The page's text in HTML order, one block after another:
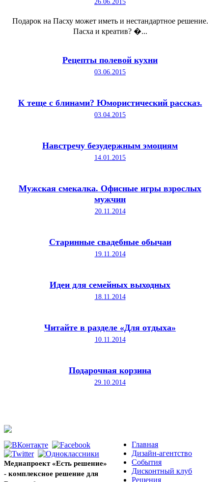
26.06.2015
Подарок на Пасху может иметь и нестандартное решение.
Пасха и креатив? �...
Рецепты полевой кухни
03.06.2015
К теще с блинами? Юмористический рассказ.
03.04.2015
Навстречу безудержным эмоциям
14.01.2015
Мужская смекалка. Офисные игры взрослых
мужчин
20.11.2014
Старинные свадебные обычаи
19.11.2014
Идеи для семейных выходных
18.11.2014
Читайте в разделе «Для отдыха»
10.11.2014
Подарочная корзина
29.10.2014
Медиапроект «Есть решение»
- комплексное решение для
Главная
Дизайн-агентство
События
Дисконтный клуб
Решения